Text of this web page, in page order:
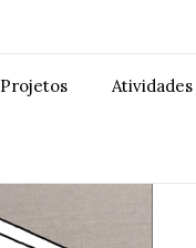
Projetos Atividades